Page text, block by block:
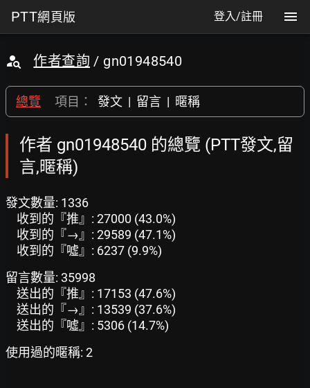
PTT網頁版 登入/註冊
作者查詢 / gn01948540
總覽 項目： 發文 | 留言 | 暱稱
作者 gn01948540 的總覽 (PTT發文,留
言,暱稱)
發文數量: 1336
收到的『推』: 27000 (43.0%)
收到的『→』: 29589 (47.1%)
收到的『噓』: 6237 (9.9%)
留言數量: 35998
送出的『推』: 17153 (47.6%)
送出的『→』: 13539 (37.6%)
送出的『噓』: 5306 (14.7%)
使用過的暱稱: 2